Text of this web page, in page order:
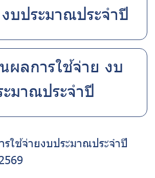
บประมาณประจำปี
ผลการใช้จ่าย งบ
ะมาณประจำปี
รใช้จ่ายงบประมาณประจำปี